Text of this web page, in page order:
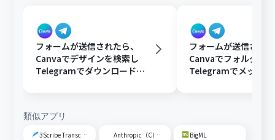
フォームが送信されたら、
Canvaでデザインを検索し
Telegramでダウンロードリ
フォームが送信され
Canvaでフォルダを
Telegramでメッセー
類似アプリ
3Scribe Transcription Anthropic（Claude） BigML